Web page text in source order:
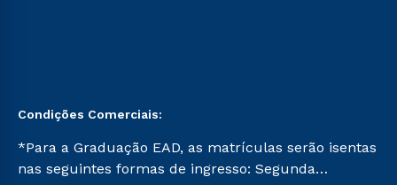
Condições Comerciais:
*Para a Graduação EAD, as matrículas serão isentas
nas seguintes formas de ingresso: Segunda